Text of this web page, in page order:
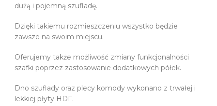
dużą i pojemną szufladę.
Dzięki takiemu rozmieszczeniu wszystko będzie
zawsze na swoim miejscu.
Oferujemy także możliwość zmiany funkcjonalności
szafki poprzez zastosowanie dodatkowych półek.
Dno szuflady oraz plecy komody wykonano z trwałej i
lekkiej płyty HDF.